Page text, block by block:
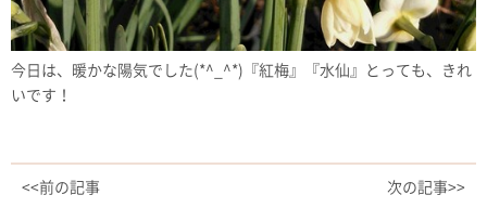
今日は、暖かな陽気でした(*^_^*)『紅梅』『水仙』とっても、きれ
いです！
<<前の記事 次の記事>>